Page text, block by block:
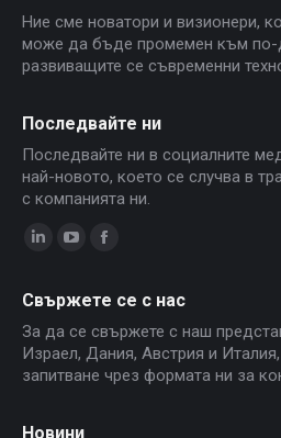
Ние сме новатори и визионери,
може да бъде промемен към по-
развиващите се съвременни
Последвайте ни
Последвайте ни в социалните
най-новото, което се случва в
с компанията ни.
opens
in
new
YouTube
opens
in
new
Facebook
opens
in
new
Свържете се с нас
За да се свържете с наш
Израел, Дания, Австрия и
запитване чрез формата ни за
Новини